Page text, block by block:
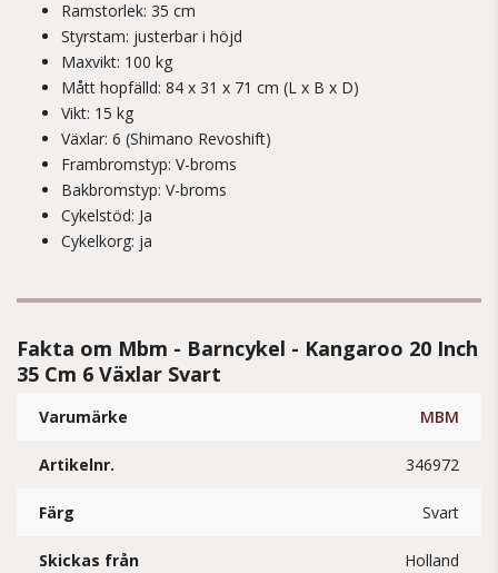
Ramstorlek: 35 cm
Styrstam: justerbar i höjd
Maxvikt: 100 kg
Mått hopfälld: 84 x 31 x 71 cm (L x B x D)
Vikt: 15 kg
Växlar: 6 (Shimano Revoshift)
Frambromstyp: V-broms
Bakbromstyp: V-broms
Cykelstöd: Ja
Cykelkorg: ja
Fakta om Mbm - Barncykel - Kangaroo 20 Inch
35 Cm 6 Växlar Svart
Varumärke MBM
Artikelnr. 346972
Färg Svart
Skickas från Holland